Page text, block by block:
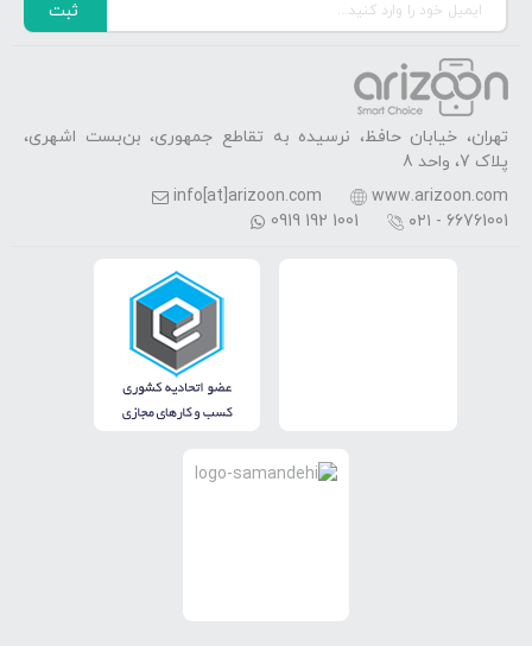
ثبت
تهران، خیابان حافظ، نرسیده به تقاطع جمهوری، بن‌بست اشهری،
پلاک 7، واحد 8
www.arizoon.com
info[at]arizoon.com
۰۲۱ - 66761001
0919 192 1001